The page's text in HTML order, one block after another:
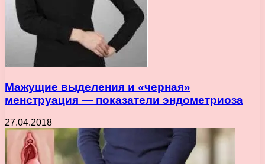
Мажущие выделения и «черная»
менструация — показатели эндометриоза
27.04.2018